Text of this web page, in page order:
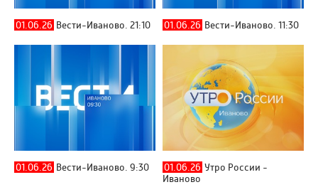
01.06.26 Вести-Иваново. 21:10 01.06.26 Вести-Иваново. 11:30
01.06.26 Вести-Иваново. 9:30 01.06.26 Утро России -
Иваново